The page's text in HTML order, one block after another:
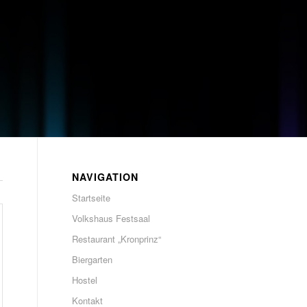
NAVIGATION
Startseite
Volkshaus Festsaal
Restaurant „Kronprinz“
Biergarten
Hostel
Kontakt